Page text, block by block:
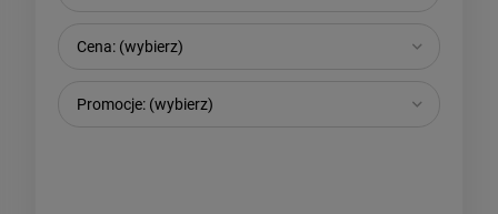
Cena: (wybierz)
Promocje: (wybierz)